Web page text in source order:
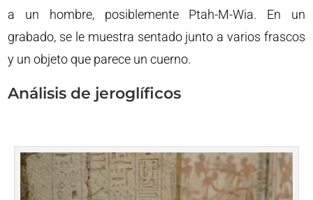
a un hombre, posiblemente Ptah-M-Wia. En un
grabado, se le muestra sentado junto a varios frascos
y un objeto que parece un cuerno.
Análisis de jeroglíficos